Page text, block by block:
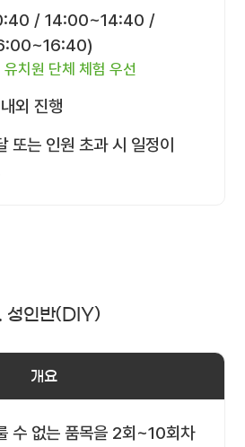
/ 14:00~14:40 /
치원 단체 체험 우선
외 진행
또는 인원 초과 시 일정이
성인반(DIY)
개요
수 없는 품목을 2회~10회차